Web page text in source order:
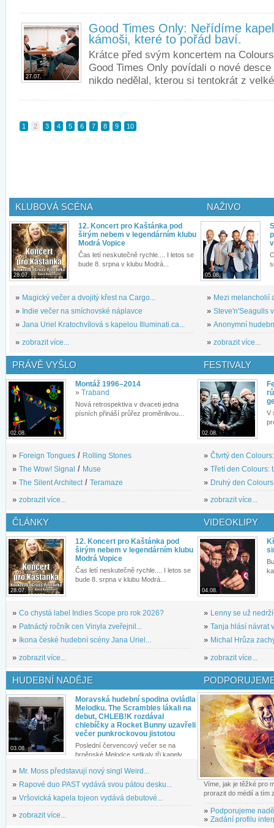
27.07.
Good Times Only: Neřídíme
kámoši, které to pořád baví.
Krátce před svým koncertem na
Good Times Only povídali o nové
nikdo nedělal, kterou si tentokrát z
1 2 3 4 5 6 7 8 9 10
KLUBOVÁ SCÉNA
28.07.
12. Koncert pro Kaštánka pod
širým nebem v legendárním klubu
Modrá Vopice
Čas letí neskutečně rychle.... I letos se
bude 8. srpna v klubu Modrá...
» Magický večer a dvojitý křest na Cargo...
» Indie večer na smíchovské náplavce
» Jana Uriel Kratochvílová s kapelou Illuminati.ca...
» zobrazit více...
NAŽIVO
05.08.
» Mezi melancholií
» Steve'n'Seagulls
» Anonymní
» zobrazit více...
PRÁVĚ VYŠLO
02.08.
Montáž 1996–2014
» Traband
Nová retrospektiva v dvaceti jedna
písních přináší průřez proměnlivou...
» Foreign Tongues / Rolling Stones
» The Wow! Signal / Muse
» The Silent Architect / Teramaze
» zobrazit více...
FESTIVALY
02.08.
V
» Čtvrtý den
» Třetí den Colours:
» Druhý den
» zobrazit více...
ČLÁNKY
28.07.
12. Koncert pro Kaštánka pod
širým nebem v legendárním klubu
Modrá Vopice
Čas letí neskutečně rychle.... I letos se
bude 8. srpna v klubu Modrá...
» Co chystá label Indies Scope pro rok 2026?
» Patnáctý ročník cen Vinyla zveřejnil...
»
Ikona české hudební scény Jana Uriel...
» zobrazit více...
VIDEOKLIPY
04.08.
» Lenny se už
» Tanja hlásí návrat
» Michal Hrůza
» zobrazit více...
HUDEBNÍ NADĚJE
03.08.
Moravská hudební spodina ovládla
Melodku. The Scrambles lákali na
debut, CHLEB!K rozdával
chlebíčky a Rocket Bunny uzavřeli
večer punkrockovou jistotou
Poslední červencový večer se na
brněnské Melodce setkaly tři kapely...
» Mr. Moss představují nový singl Weird...
» Rapové duo PAST vydává svou pátou desku...
» Vršovická kapela tojeon vydává debutové...
» zobrazit více...
Víme, jak je těžké pro
prorazit do médií a tím
» Podporujeme
» Zadání profilu